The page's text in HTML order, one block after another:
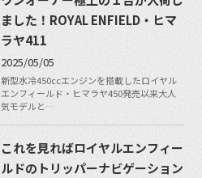
ました！ROYAL ENFIELD・ヒマ
ラヤ411
2025/05/05
新型水冷450ccエンジンを搭載したロイヤル
エンフィールド・ヒマラヤ450発売以来大人
気モデルと…
これを見ればロイヤルエンフィー
ルドのトリッパーナビゲーション